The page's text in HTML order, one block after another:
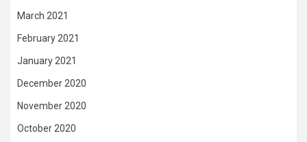
March 2021
February 2021
January 2021
December 2020
November 2020
October 2020